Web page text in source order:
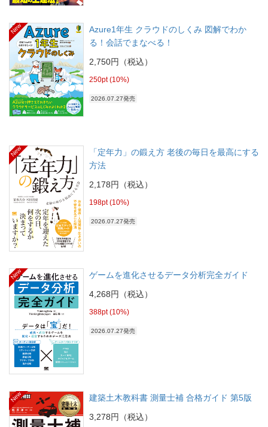
New
Azure1年生 クラウドのしくみ 図解でわか
る！会話でまなべる！
2,750円（税込）
250pt (10%)
2026.07.27発売
New
「定年力」の鍛え方 老後の毎日を最高にする
方法
2,178円（税込）
198pt (10%)
2026.07.27発売
New
ゲームを進化させるデータ分析完全ガイド
4,268円（税込）
388pt (10%)
2026.07.27発売
New
建築土木教科書 測量士補 合格ガイド 第5版
3,278円（税込）